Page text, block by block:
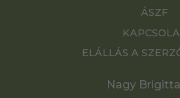
ÁSZF
ELÁLLÁS A
Nagy Brigitta